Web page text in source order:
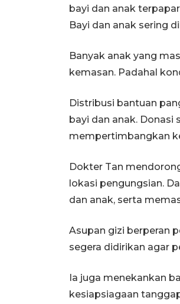
bayi dan anak
Bayi dan anak sering
Banyak anak yang
kemasan. Padahal
Distribusi bantuan
bayi dan anak.
mempertimbangkan
Dokter Tan
lokasi pengungsian.
dan anak, serta
Asupan gizi berperan
segera didirikan agar
Ia juga menekankan
kesiapsiagaan